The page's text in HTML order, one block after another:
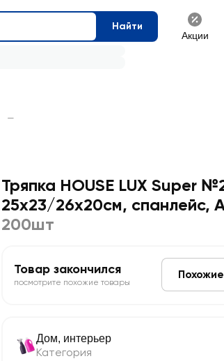
Найти
Акции
—
Тряпка HOUSE LUX Super
25x23/26x20см, спанлейс,
200шт
Товар закончился
посмотрите похожие товары
Дом, интерьер
Категория